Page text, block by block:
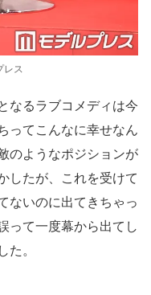
レス
なるラブコメディは今
ってこんなに幸せなん
のようなポジションが
したが、これを受けて
ないのに出てきちゃっ
って一度幕から出てし
。